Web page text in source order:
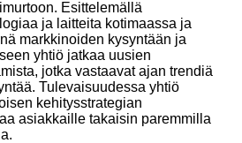
Esittelemällä
ja laitteita kotimaassa ja
markkinoiden kysyntään ja
yhtiö jatkaa uusien
jotka vastaavat ajan trendiä
Tulevaisuudessa yhtiö
kehitysstrategian
asiakkaille takaisin paremmilla